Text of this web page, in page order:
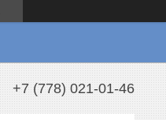
+7 (778) 021-01-46